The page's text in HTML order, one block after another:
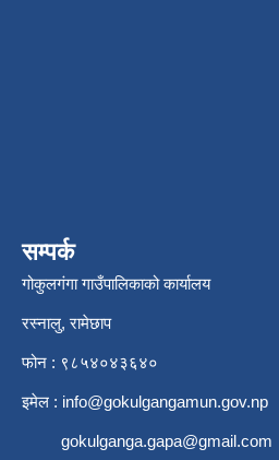
सम्पर्क
गोकुलगंगा गाउँपालिकाको कार्यालय
रस्नालु, रामेछाप
फोन : ९८५४०४३६४०
इमेल : info@gokulgangamun.gov.np
gokulganga.gapa@gmail.com